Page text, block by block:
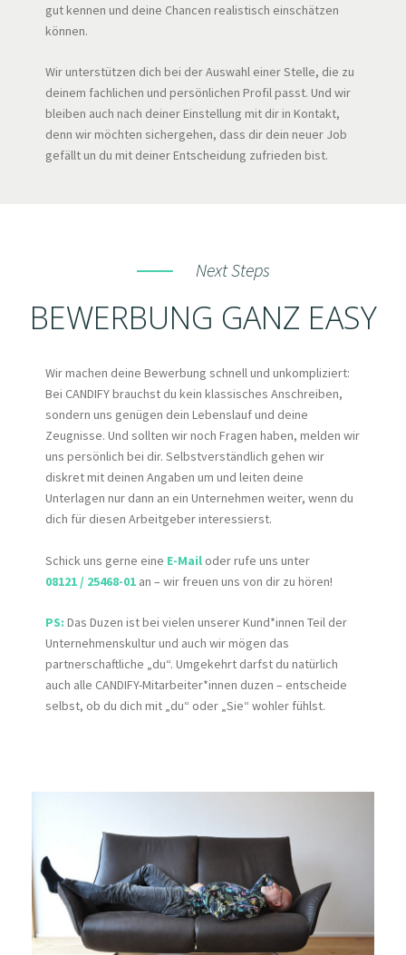
gut kennen und deine Chancen realistisch einschätzen
können.
Wir unterstützen dich bei der Auswahl einer Stelle, die zu
deinem fachlichen und persönlichen Profil passt. Und wir
bleiben auch nach deiner Einstellung mit dir in Kontakt,
denn wir möchten sichergehen, dass dir dein neuer Job
gefällt un du mit deiner Entscheidung zufrieden bist.
Next Steps
BEWERBUNG GANZ EASY
Wir machen deine Bewerbung schnell und unkompliziert:
Bei CANDIFY brauchst du kein klassisches Anschreiben,
sondern uns genügen dein Lebenslauf und deine
Zeugnisse. Und sollten wir noch Fragen haben, melden wir
uns persönlich bei dir. Selbstverständlich gehen wir
diskret mit deinen Angaben um und leiten deine
Unterlagen nur dann an ein Unternehmen weiter, wenn du
dich für diesen Arbeitgeber interessierst.
Schick uns gerne eine E-Mail oder rufe uns unter
08121 / 25468-01 an – wir freuen uns von dir zu hören!
PS: Das Duzen ist bei vielen unserer Kund*innen Teil der
Unternehmenskultur und auch wir mögen das
partnerschaftliche „du“. Umgekehrt darfst du natürlich
auch alle CANDIFY-Mitarbeiter*innen duzen – entscheide
selbst, ob du dich mit „du“ oder „Sie“ wohler fühlst.